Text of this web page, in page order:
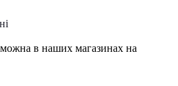
можна в наших магазинах на